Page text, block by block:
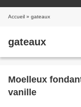
Accueil » gateaux
gateaux
Moelleux
vanille